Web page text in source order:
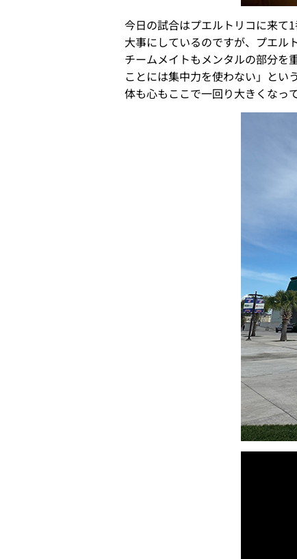
今日の試合はプエルトリコに来て
大事にしているのですが、プエル
チームメイトもメンタルの部分を
ことには集中力を使わない」とい
体も心もここで一回り大きくなっ